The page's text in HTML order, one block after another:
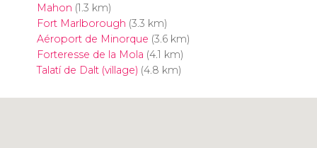
Mahon (1.3 km)
Fort Marlborough (3.3 km)
Aéroport de Minorque (3.6 km)
Forteresse de la Mola (4.1 km)
Talatí de Dalt (village) (4.8 km)